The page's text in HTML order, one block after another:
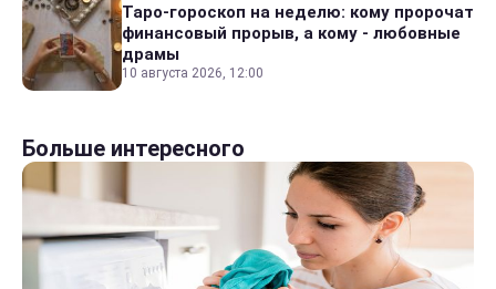
Таро-гороскоп на неделю: кому пророчат
финансовый прорыв, а кому - любовные
драмы
10 августа 2026, 12:00
Больше интересного